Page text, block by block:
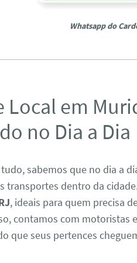
Whatsapp do
Local em
no Dia a Dia
sabemos que no dia a
transportes dentro da
, ideais para quem precisa
contamos com motoristas
que seus pertences